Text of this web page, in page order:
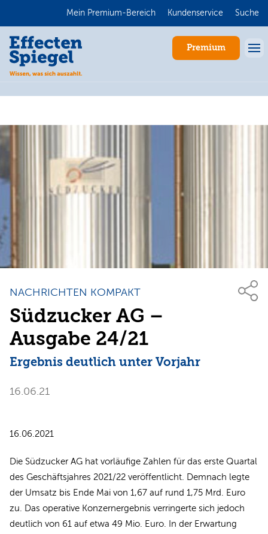
Mein Premium-Bereich Kundenservice Suche
Premium
NACHRICHTEN KOMPAKT
Südzucker AG –
Ausgabe 24/21
Ergebnis deutlich unter Vorjahr
16.06.21
16.06.2021
Die Südzucker AG hat vorläufige Zahlen für das erste Quartal
des Geschäftsjahres 2021/22 veröffentlicht. Demnach legte
der Umsatz bis Ende Mai von 1,67 auf rund 1,75 Mrd. Euro
zu. Das operative Konzernergebnis verringerte sich jedoch
deutlich von 61 auf etwa 49 Mio. Euro. In der Erwartung